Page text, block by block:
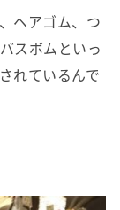
ヘアゴム、つ
スボムといっ
れているんで